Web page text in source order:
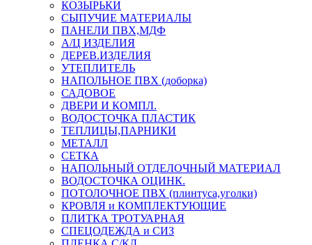
КОЗЫРЬКИ
СЫПУЧИЕ МАТЕРИАЛЫ
ПАНЕЛИ ПВХ,МДФ
А/Ц ИЗДЕЛИЯ
ДЕРЕВ.ИЗДЕЛИЯ
УТЕПЛИТЕЛЬ
НАПОЛЬНОЕ ПВХ (доборка)
САДОВОЕ
ДВЕРИ И КОМПЛ.
ВОДОСТОЧКА ПЛАСТИК
ТЕПЛИЦЫ,ПАРНИКИ
МЕТАЛЛ
СЕТКА
НАПОЛЬНЫЙ ОТДЕЛОЧНЫЙ МАТЕРИАЛ
ВОДОСТОЧКА ОЦИНК.
ПОТОЛОЧНОЕ ПВХ (плинтуса,уголки)
КРОВЛЯ и КОМПЛЕКТУЮЩИЕ
ПЛИТКА ТРОТУАРНАЯ
СПЕЦОДЕЖДА и СИЗ